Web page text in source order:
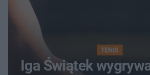
TENIS
Iga Świątek